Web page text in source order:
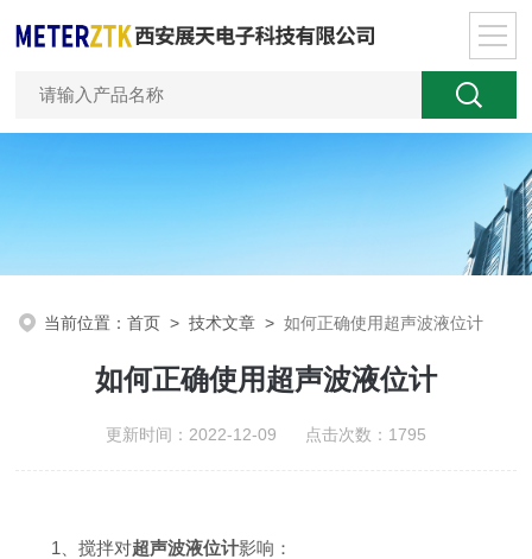
当前位置：首页 >技术文章 >如何正确使用超声波液位计
如何正确使用超声波液位计
更新时间：2022-12-09 点击次数：1795
1、搅拌对超声波液位计影响：